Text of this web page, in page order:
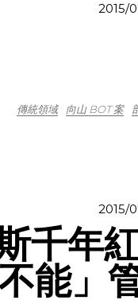
2015/
傳統領域 向山 BOT 案
2015/
千年
能」